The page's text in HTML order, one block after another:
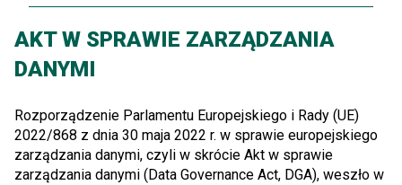
AKT W SPRAWIE ZARZĄDZANIA
DANYMI
Rozporządzenie Parlamentu Europejskiego i Rady (UE)
2022/868 z dnia 30 maja 2022 r. w sprawie europejskiego
zarządzania danymi, czyli w skrócie Akt w sprawie
zarządzania danymi (Data Governance Act, DGA), weszło w